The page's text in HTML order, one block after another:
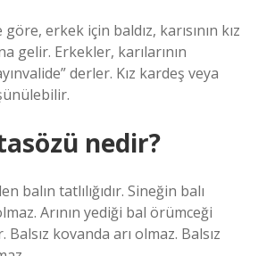
erkek için baldız, karısının kız
gelir. Erkekler, karılarının
derler. Kız kardeş veya
nedir?
balın tatlılığıdır. Sineğin balı
Arının yediği bal örümceği
kovanda arı olmaz. Balsız